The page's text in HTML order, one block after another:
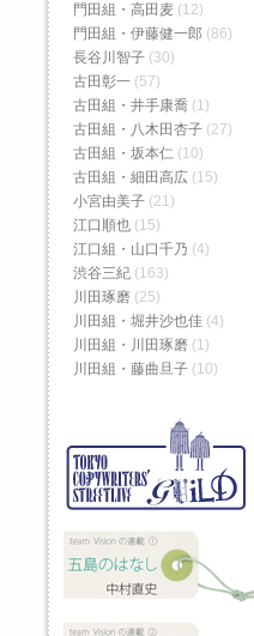
門田組・高田麦 (12)
門田組・伊藤健一郎 (86)
長谷川智子 (30)
古田彰一 (57)
古田組・井手康喬 (1)
古田組・八木田杏子 (27)
古田組・坂本仁 (10)
古田組・細田高広 (15)
小宮由美子 (21)
江口順也 (15)
江口組・山口千乃 (4)
渋谷三紀 (163)
川田琢磨 (25)
川田組・堀井沙也佳 (4)
川田組・川田琢磨 (1)
川田組・藤曲旦子 (10)